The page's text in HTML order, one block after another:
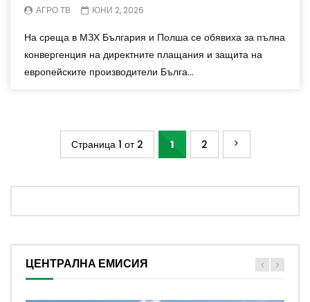
АГРО ТВ ЮНИ 2, 2026
На среща в МЗХ България и Полша се обявиха за пълна
конвергенция на директните плащания и защита на
европейските производители Бълга...
Страница 1 от 2 1 2
ЦЕНТРАЛНА ЕМИСИЯ